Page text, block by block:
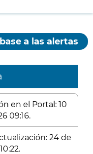
a las alertas
en el Portal: 10
09:16.
24 de